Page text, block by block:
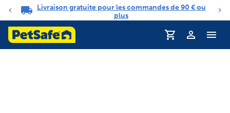
Carrousel de notifications
Livraison gratuite pour les commandes de 90 € ou
plus
Profil